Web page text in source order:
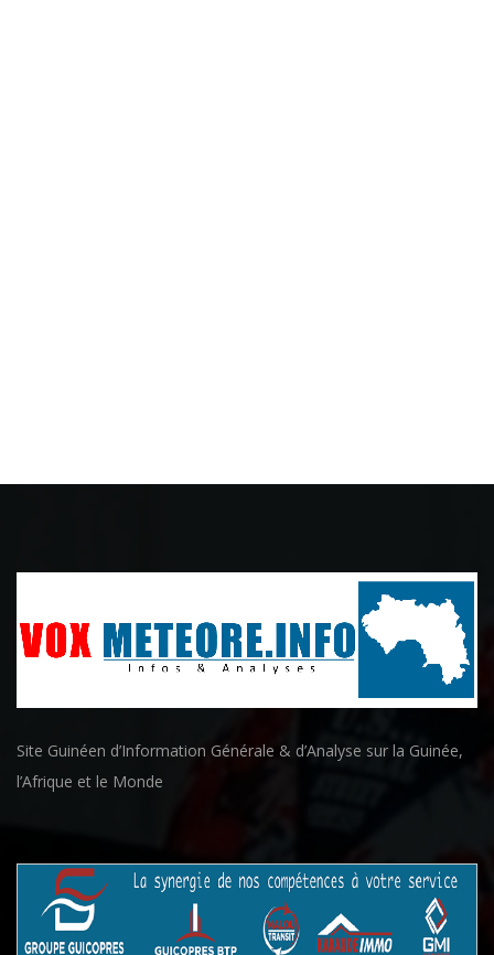
Site Guinéen d’Information Générale & d’Analyse sur la Guinée,
l’Afrique et le Monde